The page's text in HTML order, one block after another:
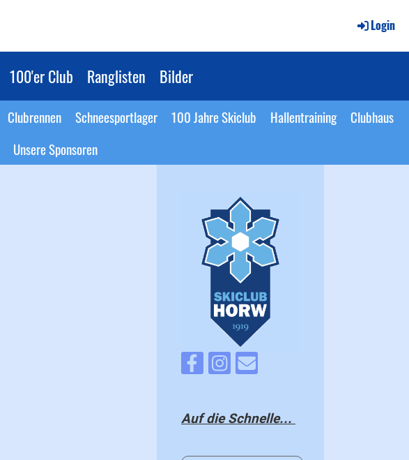
Login
100'er Club Ranglisten Bilder
Clubrennen Schneesportlager 100 Jahre Skiclub Hallentraining
Clubhaus
Unsere Sponsoren
Auf die Schnelle...